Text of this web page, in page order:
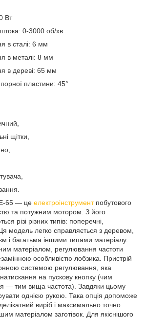
Вт
штока: 0-3000 об/хв
в сталі: 6 мм
в металі: 8 мм
в дереві: 65 мм
пластини: 45°
щітки,
65 — це електроінструментпобутового
та потужним мотором. З його
різі різних типів: поперечні,
модель легко справляється з деревом,
і багатьма іншими типами матеріалу.
матеріалом, регулювання частоти
особливістю лобзика. Пристрій
системою регулювання, яка
на пускову кнопку (чим
— тим вища частота). Завдяки цьому
однією рукою. Така опція допоможе
виріб і максимально точно
матеріалом заготівок. Для якіснішого